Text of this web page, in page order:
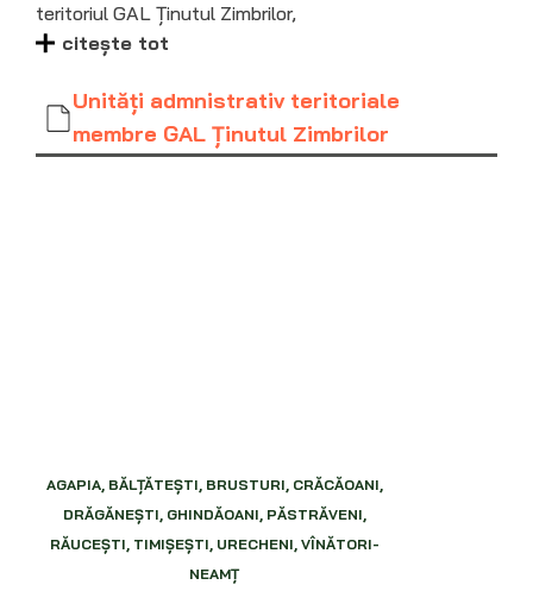
teritoriul GAL Ținutul Zimbrilor,
citește tot
Unităţi admnistrativ teritoriale
membre GAL Ţinutul Zimbrilor
AGAPIA, BĂLŢĂTEŞTI, BRUSTURI, CRĂCĂOANI,
DRĂGĂNEŞTI, GHINDĂOANI, PĂSTRĂVENI,
RĂUCEŞTI, TIMIŞEŞTI, URECHENI, VÎNĂTORI-
NEAMŢ